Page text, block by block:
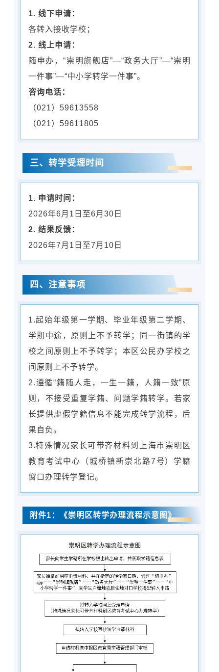
1. 线下申请：
各转入接收学校；
2. 线上申请：
随申办，“崇明旗舰店”—“政务大厅”—“崇明
一件事”—“中小学转学一件事”。
咨询电话：
（021）59613558
（021）59611805
三、转学受理时间
1. 申请时间：
2026年6月1日至6月30日
2. 结果反馈：
2026年7月1日至7月10日
四、注意事项
1.起始年级第一学期、毕业年级第二学期、
学期中途，原则上不予转学；同一街镇的学
校之间原则上不予转学；本区公民办学校之
间原则上不予转学。
2.遵循“籍随人走，一生一籍，人籍一致”原
则，不接受重复学籍、问题学籍转学。若家
长提供虚假学籍信息不能完成转学流程，后
果自负。
3.特殊情况家长可带齐材料到上海市崇明区
教育考试中心（城桥镇新崇北路7号）学籍
窗口办理转学登记。
附件1：《崇明区转学办理流程示意图》